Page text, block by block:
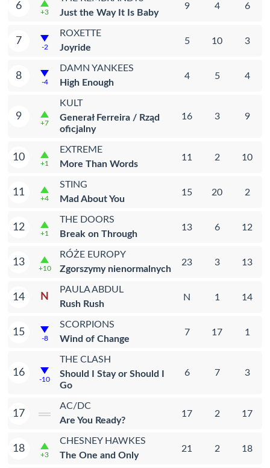
6
+3
Just the Way It Is Baby
9 4 6
7
-2
ROXETTE
Joyride
5 10 3
8
-4
DAMN YANKEES
High Enough
4 5 4
9
+7
KULT
Generał Ferreira / Rząd
oficjalny
16 3 9
10
+1
EXTREME
More Than Words
11 2 10
11
+4
STING
Mad About You
15 20 2
12
+1
THE DOORS
Break on Through
13 6 12
13
+10
RÓŻE EUROPY
Zgorszymy nienormalnych
23 3 13
14 N
PAULA ABDUL
Rush Rush
N 1 14
15
-8
SCORPIONS
Wind of Change
7 17 1
16
-10
THE CLASH
Should I Stay or Should I
Go
6 7 3
17
AC/DC
Are You Ready?
17 2 17
18
+3
CHESNEY HAWKES
The One and Only
21 2 18